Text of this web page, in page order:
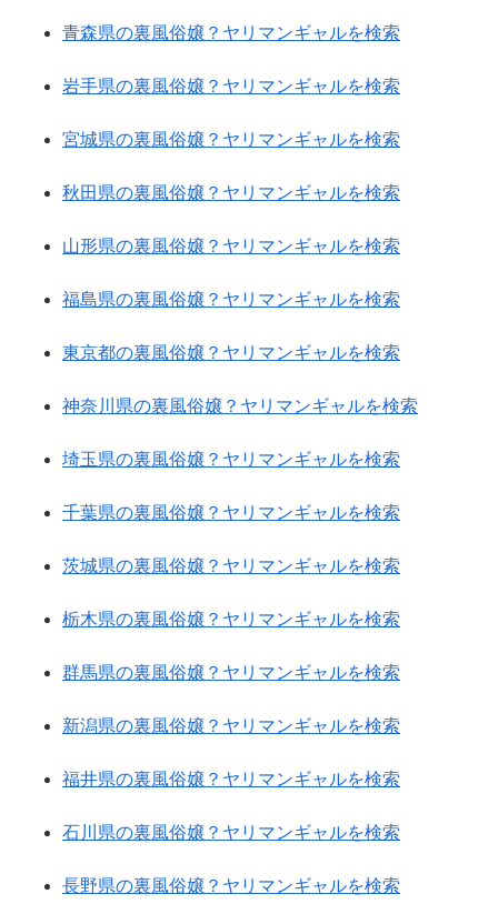
青森県の裏風俗嬢？ヤリマンギャルを検索
岩手県の裏風俗嬢？ヤリマンギャルを検索
宮城県の裏風俗嬢？ヤリマンギャルを検索
秋田県の裏風俗嬢？ヤリマンギャルを検索
山形県の裏風俗嬢？ヤリマンギャルを検索
福島県の裏風俗嬢？ヤリマンギャルを検索
東京都の裏風俗嬢？ヤリマンギャルを検索
神奈川県の裏風俗嬢？ヤリマンギャルを検索
埼玉県の裏風俗嬢？ヤリマンギャルを検索
千葉県の裏風俗嬢？ヤリマンギャルを検索
茨城県の裏風俗嬢？ヤリマンギャルを検索
栃木県の裏風俗嬢？ヤリマンギャルを検索
群馬県の裏風俗嬢？ヤリマンギャルを検索
新潟県の裏風俗嬢？ヤリマンギャルを検索
福井県の裏風俗嬢？ヤリマンギャルを検索
石川県の裏風俗嬢？ヤリマンギャルを検索
長野県の裏風俗嬢？ヤリマンギャルを検索